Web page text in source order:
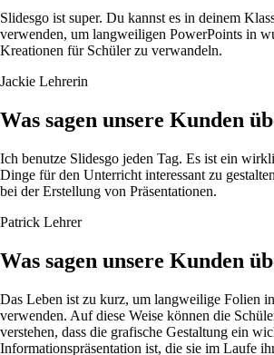
Slidesgo ist super. Du kannst es in deinem
verwenden, um langweiligen PowerPoints in
Kreationen für Schüler zu verwandeln.
Jackie Lehrerin
Was sagen unsere Kunden
Ich benutze Slidesgo jeden Tag. Es ist ein
Dinge für den Unterricht interessant zu
bei der Erstellung von Präsentationen.
Patrick Lehrer
Was sagen unsere Kunden
Das Leben ist zu kurz, um langweilige Folien
verwenden. Auf diese Weise können die
verstehen, dass die grafische Gestaltung ein
Informationspräsentation ist, die sie im Laufe